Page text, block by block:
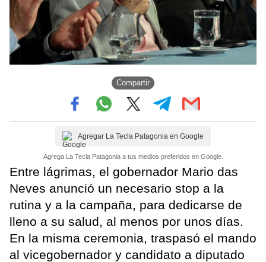
Compartir
Agregar La Tecla Patagonia en Google
Agrega La Tecla Patagonia a tus medios preferidos en Google.
Entre lágrimas, el gobernador Mario das
Neves anunció un necesario stop a la
rutina y a la campaña, para dedicarse de
lleno a su salud, al menos por unos días.
En la misma ceremonia, traspasó el mando
al vicegobernador y candidato a diputado